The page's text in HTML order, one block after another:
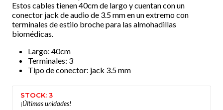
Estos cables tienen 40cm de largo y cuentan con un
conector jack de audio de 3.5 mm en un extremo con
terminales de estilo broche para las almohadillas
biomédicas.
Largo: 40cm
Terminales: 3
Tipo de conector: jack 3.5 mm
STOCK: 3
¡Últimas unidades!